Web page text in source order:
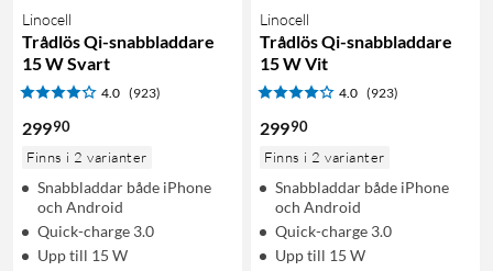
Linocell
Trådlös Qi-snabbladdare
15 W Svart
4.0 (923)
29990
Finns i 2 varianter
Snabbladdar både iPhone
och Android
Quick-charge 3.0
Upp till 15 W
Linocell
Trådlös Qi-snabbladdare
15 W Vit
4.0 (923)
29990
Finns i 2 varianter
Snabbladdar både iPhone
och Android
Quick-charge 3.0
Upp till 15 W